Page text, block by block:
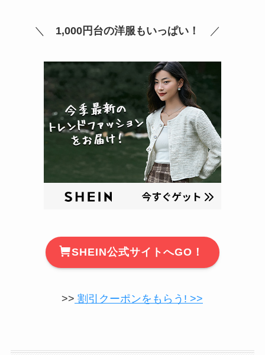
＼ 1,000円台の洋服もいっぱい！ ／
SHEIN公式サイトへGO！
>> 割引クーポンをもらう! >>